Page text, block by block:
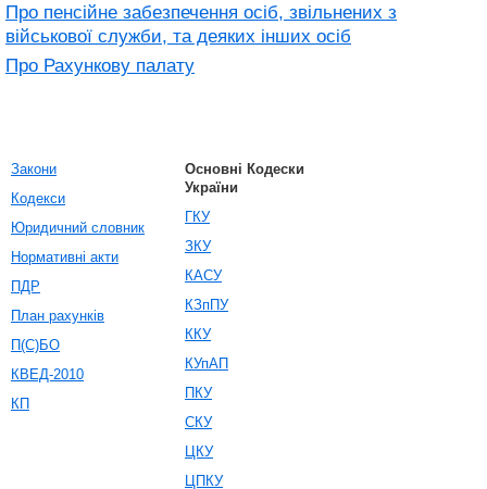
Про пенсійне забезпечення осіб, звільнених з
військової служби, та деяких інших осіб
Про Рахункову палату
Закони
Кодекси
Юридичний словник
Нормативні акти
ПДР
План рахунків
П(С)БО
КВЕД-2010
КП
Основні Кодески
України
ГКУ
ЗКУ
КАСУ
КЗпПУ
ККУ
КУпАП
ПКУ
СКУ
ЦКУ
ЦПКУ